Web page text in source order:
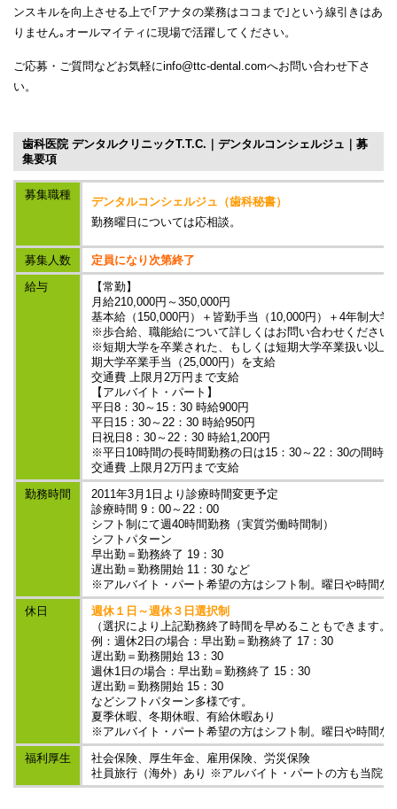
ンスキルを向上させる上で｢アナタの業務はココまで｣という線引きはあ
りません｡オールマイティに現場で活躍してください。
ご応募・ご質問などお気軽にinfo@ttc-dental.comへお問い合わせ下さ
い。
歯科医院 デンタルクリニックT.T.C.｜デンタルコンシェルジュ｜募
集要項
募集職種
デンタルコンシェルジュ（歯科秘書）
勤務曜日については応相談。
募集人数
定員になり次第終了
給与
【常勤】
月給210,000円～350,000円
基本給（150,000円）＋皆勤手当（10,000円）＋4年制大
※歩合給、職能給について詳しくはお問い合わせください
※短期大学を卒業された、もしくは短期大学卒業扱い以上
期大学卒業手当（25,000円）を支給
交通費 上限月2万円まで支給
【アルバイト・パート】
平日8：30～15：30 時給900円
平日15：30～22：30 時給950円
日祝日8：30～22：30 時給1,200円
※平日10時間の長時間勤務の日は15：30～22：30の間時
交通費 上限月2万円まで支給
勤務時間
2011年3月1日より診療時間変更予定
診療時間 9：00～22：00
シフト制にて週40時間勤務（実質労働時間制）
シフトパターン
早出勤＝勤務終了 19：30
遅出勤＝勤務開始 11：30 など
※アルバイト・パート希望の方はシフト制。曜日や時間な
休日
週休１日～週休３日選択制
（選択により上記勤務終了時間を早めることもできます。
例：週休2日の場合：早出勤＝勤務終了 17：30
遅出勤＝勤務開始 13：30
週休1日の場合：早出勤＝勤務終了 15：30
遅出勤＝勤務開始 15：30
などシフトパターン多様です。
夏季休暇、冬期休暇、有給休暇あり
※アルバイト・パート希望の方はシフト制。曜日や時間な
福利厚生
社会保険、厚生年金、雇用保険、労災保険
社員旅行（海外）あり ※アルバイト・パートの方も当院